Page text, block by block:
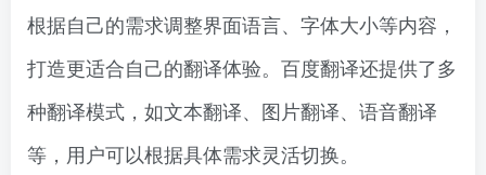
根据自己的需求调整界面语言、字体大小等内容，
打造更适合自己的翻译体验。百度翻译还提供了多
种翻译模式，如文本翻译、图片翻译、语音翻译
等，用户可以根据具体需求灵活切换。